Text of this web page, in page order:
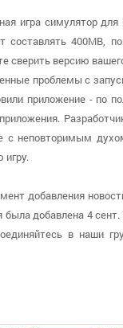
игра симулятор
400MB,
сверить версию
проблемы с
приложение - по
с неповторимым
добавления
добавлена 4 сент.
в наши